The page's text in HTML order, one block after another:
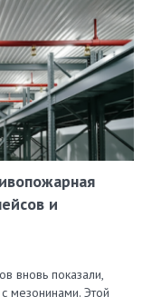
и
вновь показали,
мезонинами. Этой